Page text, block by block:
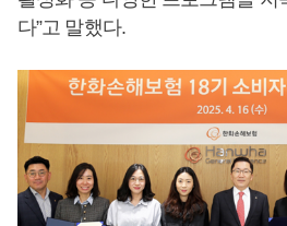
다”고 말했다.